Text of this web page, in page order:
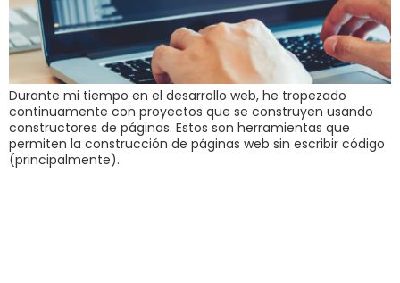
Durante mi tiempo en el desarrollo web, he tropezado
continuamente con proyectos que se construyen usando
constructores de páginas. Estos son herramientas que
permiten la construcción de páginas web sin escribir código
(principalmente).